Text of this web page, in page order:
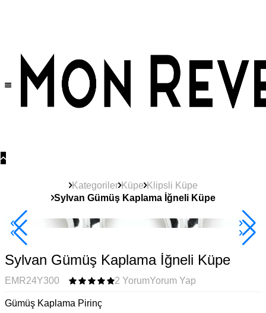
Kategoriler Küpe Klipsli Küpe
Sylvan Gümüş Kaplama İğneli Küpe
2+ Ürüne +%10
Sylvan Gümüş Kaplama İğneli Küpe
EMR24Y300 2 YorumYorum Yap
Gümüş Kaplama Pirinç